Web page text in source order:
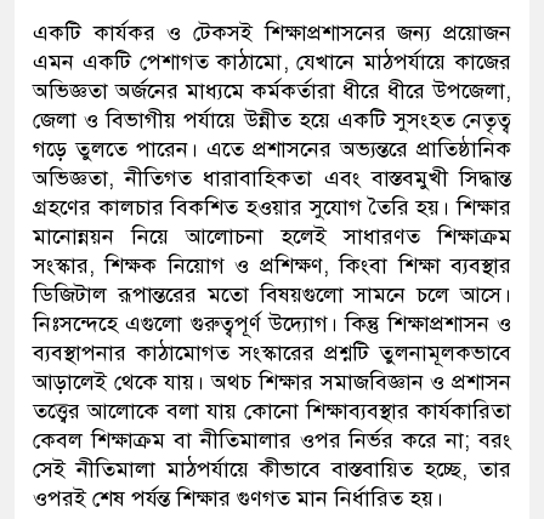
একটি কার্যকর ও টেকসই শিক্ষাপ্রশাসনের জন্য প্রয়োজন
এমন একটি পেশাগত কাঠামো,যেখানে মাঠপর্যায়ে কাজের
অভিজ্ঞতা অর্জনের মাধ্যমে কর্মকর্তারা ধীরে ধীরে উপজেলা,
জেলা ও বিভাগীয় পর্যায়ে উন্নীত হয়ে একটি সুসংহত নেতৃত্ব
গড়ে তুলতে পারেন। এতে প্রশাসনের অভ্যন্তরে প্রাতিষ্ঠানিক
অভিজ্ঞতা,নীতিগত ধারাবাহিকতা এবং বাস্তবমুখী সিদ্ধান্ত
গ্রহণেরকালচারবিকশিত হওয়ার সুযোগ তৈরি হয়। শিক্ষার
মানোন্নয়ন নিয়ে আলোচনা হলেই সাধারণত শিক্ষাক্রম
সংস্কার,শিক্ষক নিয়োগ ও প্রশিক্ষণ,কিংবা শিক্ষা ব্যবস্থার
ডিজিটাল রূপান্তরের মতো বিষয়গুলো সামনে চলে আসে।
নিঃসন্দেহে এগুলো গুরুত্বপূর্ণ উদ্যোগ। কিন্তু শিক্ষাপ্রশাসন ও
ব্যবস্থাপনার কাঠামোগত সংস্কারের প্রশ্নটি তুলনামূলকভাবে
আড়ালেই থেকে যায়। অথচ শিক্ষারসমাজবিজ্ঞান ও প্রশাসন
তত্ত্বের আলোকে বলা যায় কোনো শিক্ষাব্যবস্থার কার্যকারিতা
কেবলশিক্ষাক্রম বা নীতিমালার ওপর নির্ভর করে না;বরং
সেই নীতিমালা মাঠপর্যায়ে কীভাবে বাস্তবায়িত হচ্ছে,তার
ওপরই শেষ পর্যন্ত শিক্ষার গুণগতমান নির্ধারিত হয়।